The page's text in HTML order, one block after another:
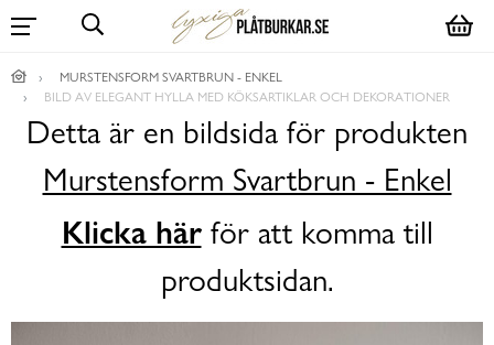
MURSTENSFORM SVARTBRUN - ENKEL
BILD AV ELEGANT HYLLA MED KÖKSARTIKLAR OCH DEKORATIONER
Detta är en bildsida för produkten
Murstensform Svartbrun - Enkel
Klicka härför att komma till
produktsidan.